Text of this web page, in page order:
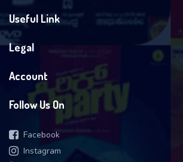
Useful Link
Legal
Account
Follow Us On
Facebook
Instagram